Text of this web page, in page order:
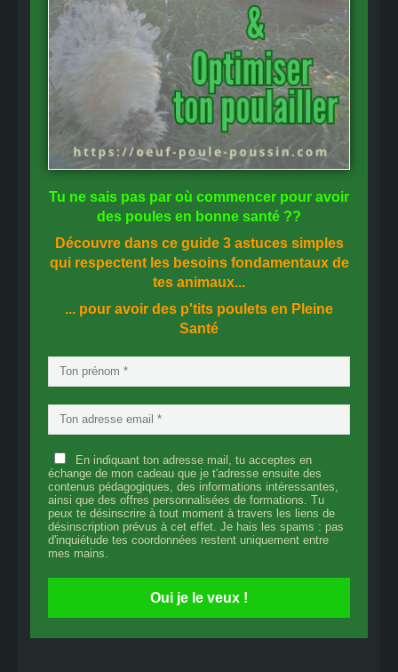
Tu ne sais pas par où commencer pour avoir
des poules en bonne santé ??
Découvre dans ce guide 3 astuces simples
qui respectent les besoins fondamentaux de
tes animaux...
... pour avoir des p'tits poulets en Pleine
Santé
En indiquant ton adresse mail, tu acceptes en
échange de mon cadeau que je t'adresse ensuite des
contenus pédagogiques, des informations intéressantes,
ainsi que des offres personnalisées de formations. Tu
peux te désinscrire à tout moment à travers les liens de
désinscription prévus à cet effet. Je hais les spams : pas
d'inquiétude tes coordonnées restent uniquement entre
mes mains.
Oui je le veux !